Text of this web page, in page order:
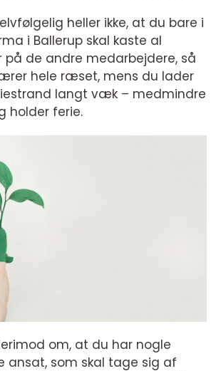
heller ikke, at du bare i
i Ballerup skal kaste al
på de andre medarbejdere, så
hele ræset, mens du lader
langt væk – medmindre
holder ferie.
om, at du har nogle
ansat, som skal tage sig af